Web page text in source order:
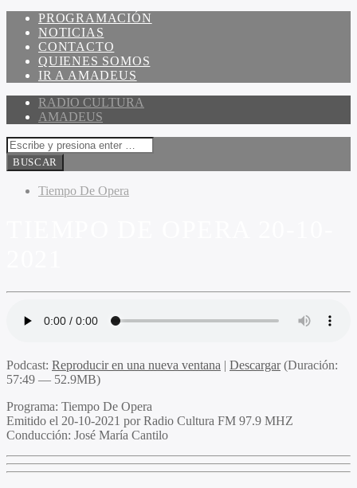
PROGRAMACIÓN
NOTICIAS
CONTACTO
QUIENES SOMOS
IR A AMADEUS
RADIO CULTURA
AMADEUS
Tiempo De Opera
Podcast: Reproducir en una nueva ventana | Descargar(Duración:
57:49 — 52.9MB)
Programa: Tiempo De Opera
Emitido el 20-10-2021 por Radio Cultura FM 97.9 MHZ
Conducción: José María Cantilo